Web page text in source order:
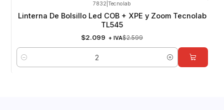
7832 Tecnolab
Linterna De Bolsillo Led COB + XPE y Zoom Tecnolab
TL545
$2.099 + IVA$2.599
Cantidad